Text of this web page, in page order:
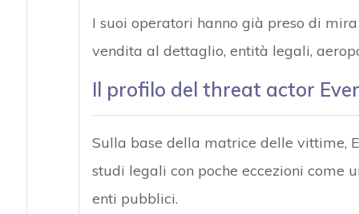
I suoi operatori hanno già preso di
vendita al dettaglio, entità legali,
Il profilo del threat actor
Sulla base della matrice delle vittime,
studi legali con poche eccezioni come
enti pubblici.